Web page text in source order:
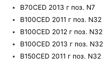
B70CED 2013 г поз. N7
B100CED 2011 г поз. N32
B100CED 2012 г поз. N32
B100CED 2013 г поз. N32
B150CED 2011 г поз. N32